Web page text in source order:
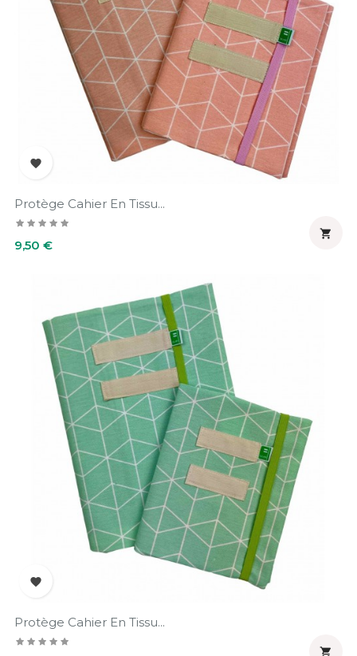

Protège Cahier En Tissu...
Prix
9,50 €


Protège Cahier En Tissu...
